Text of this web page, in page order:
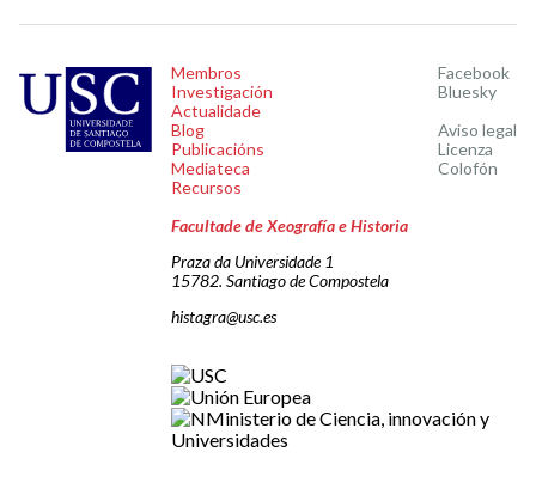
Membros
Investigación
Actualidade
Blog
Publicacións
Mediateca
Recursos
Facebook
Bluesky
Aviso legal
Licenza
Colofón
Facultade de Xeografía e Historia
Praza da Universidade 1
15782. Santiago de Compostela
histagra@usc.es